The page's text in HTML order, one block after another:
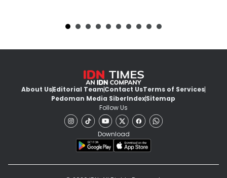
About UsEditorial TeamContact UsTerms of Services
Pedoman Media SiberIndexSitemap
Follow Us
Download